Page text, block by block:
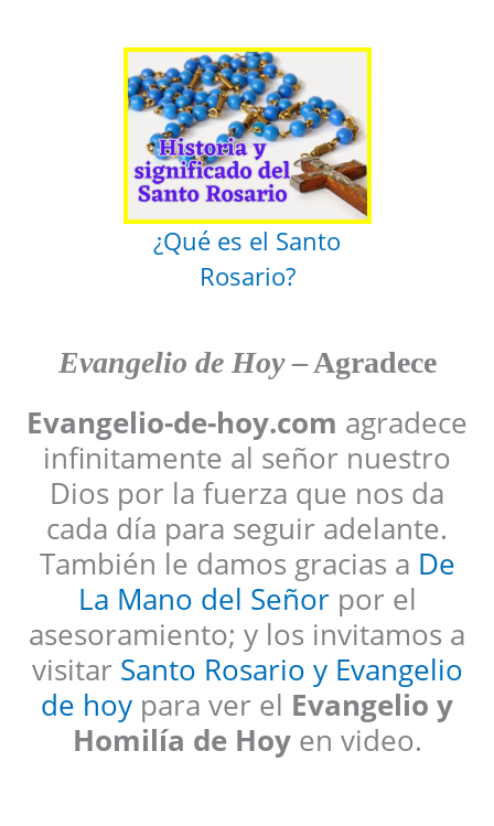
¿Qué es el Santo
Rosario?
Evangelio de Hoy– Agradece
Evangelio-de-hoy.com agradece
infinitamente al señor nuestro
Dios por la fuerza que nos da
cada día para seguir adelante.
También le damos gracias a De
La Mano del Señorpor el
asesoramiento; y los invitamos a
visitar Santo Rosario y Evangelio
de hoy para ver el Evangelio y
Homilía de Hoyen video.